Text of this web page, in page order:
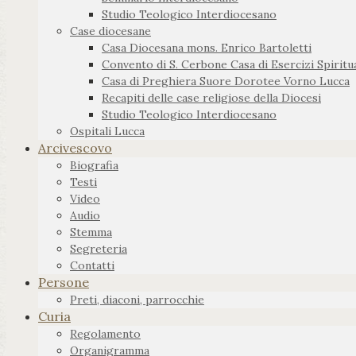
Studio Teologico Interdiocesano
Case diocesane
Casa Diocesana mons. Enrico Bartoletti
Convento di S. Cerbone Casa di Esercizi
Casa di Preghiera Suore Dorotee Vorno Lucca
Recapiti delle case religiose della Diocesi
Studio Teologico Interdiocesano
Ospitali Lucca
Arcivescovo
Biografia
Testi
Video
Audio
Stemma
Segreteria
Contatti
Persone
Preti, diaconi, parrocchie
Curia
Regolamento
Organigramma